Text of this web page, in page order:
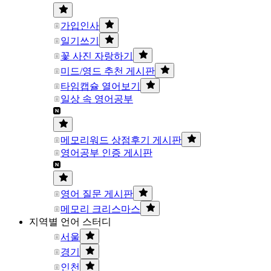
가입인사
일기쓰기
꽃 사진 자랑하기
미드/영드 추천 게시판
타임캡슐 열어보기
일상 속 영어공부
메모리워드 상점후기 게시판
영어공부 인증 게시판
영어 질문 게시판
메모리 크리스마스
지역별 언어 스터디
서울
경기
인천